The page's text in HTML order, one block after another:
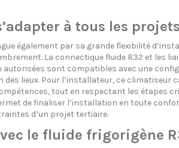
à tous les
également par sa grande flexibilité
La connectique fluide R32 et
sont compatibles avec une
des lieux. Pour l’installateur, ce
tout en respectant les étapes
de finaliser l’installation en toute
d’un projet tertiaire.
le fluide frigorigène